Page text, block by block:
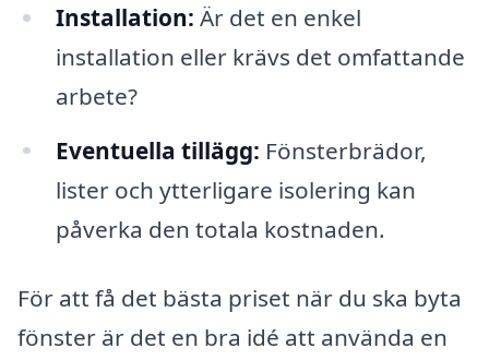
Installation: Är det en enkel
installation eller krävs det omfattande
arbete?
Eventuella tillägg: Fönsterbrädor,
lister och ytterligare isolering kan
påverka den totala kostnaden.
För att få det bästa priset när du ska byta
fönster är det en bra idé att använda en